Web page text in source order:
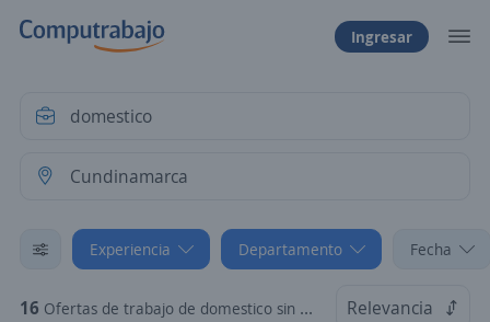
Ingresar
Experiencia Departamento Fecha
16 Ofertas de trabajo de domestico sin experiencia en Cundinamarca Relevancia